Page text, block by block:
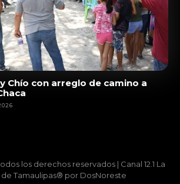
Chío con arreglo de camino a
los derechos reservados | Canal 12.1 La
Tamaulipas® por DosNoreste